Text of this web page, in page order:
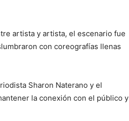
artista y artista, el escenario fue
con coreografías llenas
Sharon Naterano y el
la conexión con el público y